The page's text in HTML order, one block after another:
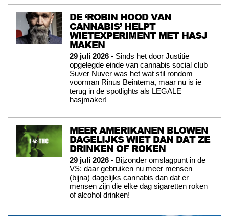
DE ‘ROBIN HOOD VAN
CANNABIS’ HELPT
WIETEXPERIMENT MET HASJ
MAKEN
29 juli 2026 - Sinds het door Justitie
opgelegde einde van cannabis social club
Suver Nuver was het wat stil rondom
voorman Rinus Beintema, maar nu is ie
terug in de spotlights als LEGALE
hasjmaker!
MEER AMERIKANEN BLOWEN
DAGELIJKS WIET DAN DAT ZE
DRINKEN OF ROKEN
29 juli 2026 - Bijzonder omslagpunt in de
VS: daar gebruiken nu meer mensen
(bijna) dagelijks cannabis dan dat er
mensen zijn die elke dag sigaretten roken
of alcohol drinken!